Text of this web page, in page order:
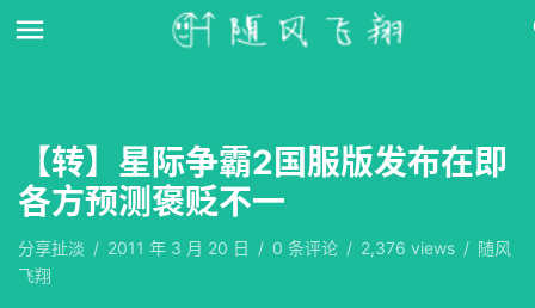
【转】星际争霸2国服版发布在即
各方预测褒贬不一
分享扯淡 / 2011 年 3 月 20 日 / 0 条评论 / 2,376 views / 随风
飞翔